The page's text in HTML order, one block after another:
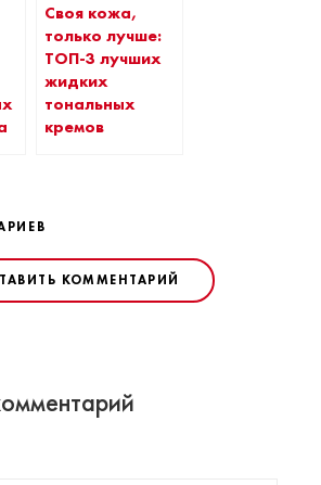
Своя кожа,
только лучше:
ТОП-3 лучших
жидких
тональных
кремов
КОММЕНТАРИЙ